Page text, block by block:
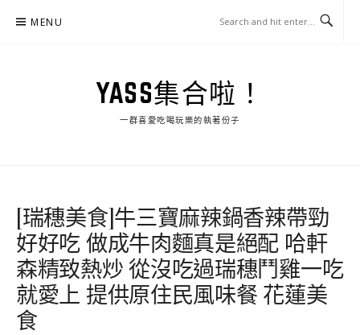
MENU
YASS集合啦！
一群喜愛吃喝玩樂的執著份子
[瑞穗美食]牛三寶麻辣鍋香辣帶勁
好好吃 做成牛肉麵真是絕配 哈軒
森精致熱炒 從沒吃過瑞穗鬥雞一吃
就愛上 提供原住民風味餐 花蓮美
食